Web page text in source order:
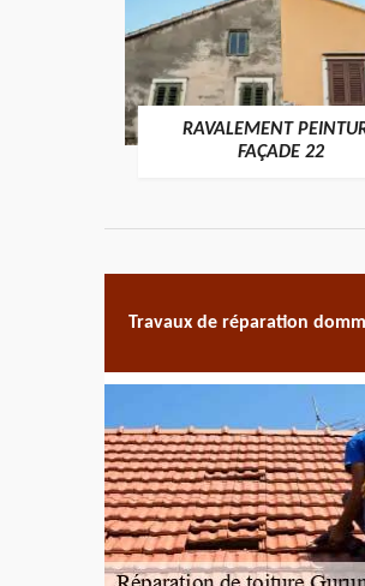
RAVALEMENT
FAÇADE 22
Travaux de réparation